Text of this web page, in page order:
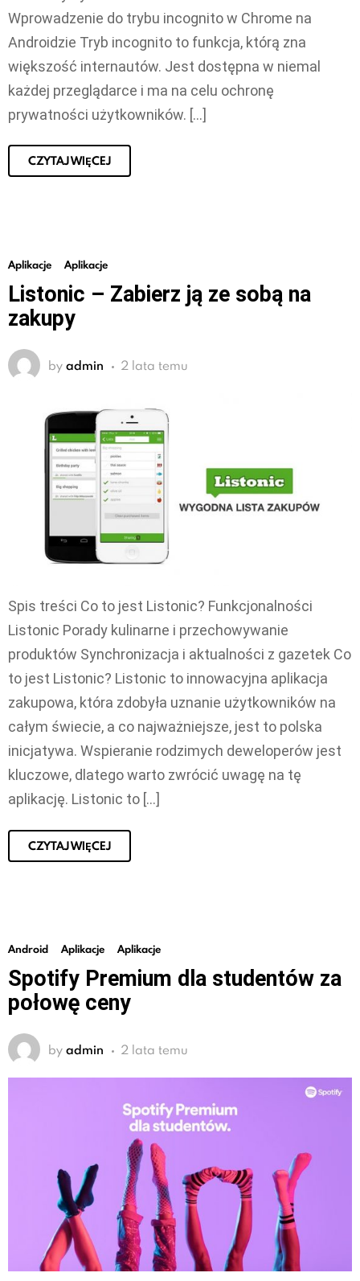
Wprowadzenie do trybu incognito w Chrome na
Androidzie Tryb incognito to funkcja, którą zna
większość internautów. Jest dostępna w niemal
każdej przeglądarce i ma na celu ochronę
prywatności użytkowników. […]
CZYTAJ WIĘCEJ
Aplikacje Aplikacje
Listonic – Zabierz ją ze sobą na
zakupy
by admin 2 lata temu
Spis treści Co to jest Listonic? Funkcjonalności
Listonic Porady kulinarne i przechowywanie
produktów Synchronizacja i aktualności z gazetek Co
to jest Listonic? Listonic to innowacyjna aplikacja
zakupowa, która zdobyła uznanie użytkowników na
całym świecie, a co najważniejsze, jest to polska
inicjatywa. Wspieranie rodzimych deweloperów jest
kluczowe, dlatego warto zwrócić uwagę na tę
aplikację. Listonic to […]
CZYTAJ WIĘCEJ
Android Aplikacje Aplikacje
Spotify Premium dla studentów za
połowę ceny
by admin 2 lata temu